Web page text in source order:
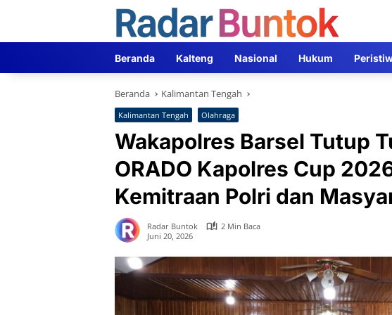
Beranda Kalteng Nasional Hukum
Beranda Kalimantan Tengah
Kalimantan Tengah Olahraga
Wakapolres Barsel Tutup
ORADO Kapolres Cup
Kemitraan Polri dan
Radar Buntok
2 Min Baca
Juni 20, 2026